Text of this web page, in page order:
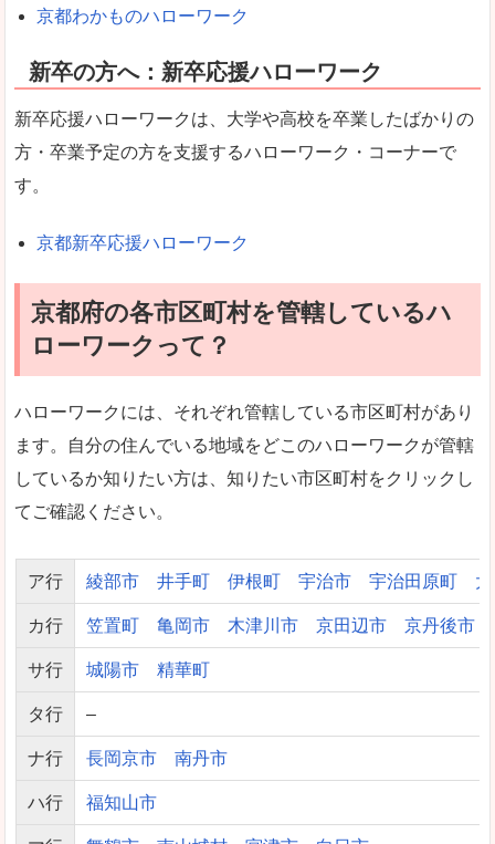
京都わかものハローワーク
新卒の方へ：新卒応援ハローワーク
新卒応援ハローワークは、大学や高校を卒業したばかりの
方・卒業予定の方を支援するハローワーク・コーナーで
す。
京都新卒応援ハローワーク
京都府の各市区町村を管轄しているハ
ローワークって？
ハローワークには、それぞれ管轄している市区町村があり
ます。自分の住んでいる地域をどこのハローワークが管轄
しているか知りたい方は、知りたい市区町村をクリックし
てご確認ください。
ア行 綾部市 井手町 伊根町 宇治市 宇治田原町
カ行 笠置町 亀岡市 木津川市 京田辺市 京丹後市
サ行 城陽市 精華町
タ行 –
ナ行 長岡京市 南丹市
ハ行 福知山市